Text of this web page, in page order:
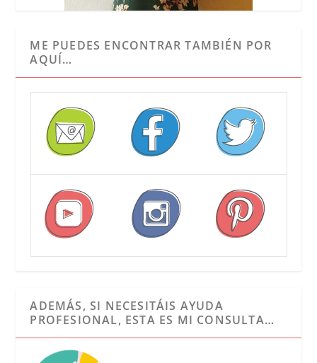
ME PUEDES ENCONTRAR TAMBIÉN POR
AQUÍ…
ADEMÁS, SI NECESITÁIS AYUDA
PROFESIONAL, ESTA ES MI CONSULTA…